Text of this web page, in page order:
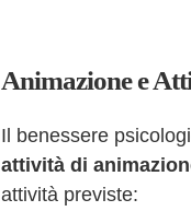
Animazione e
Il benessere
attività di
attività previste: